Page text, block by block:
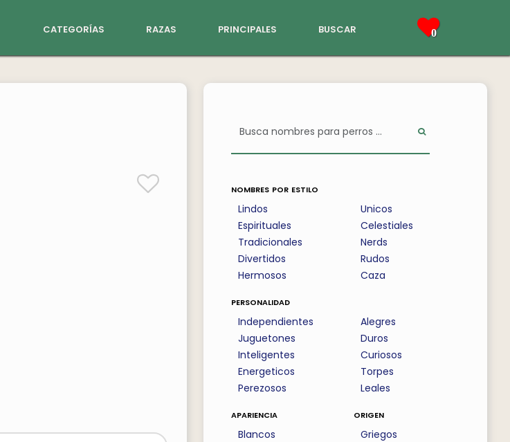
categorías razas principales buscar 0
nombres por estilo
Lindos
Espirituales
Tradicionales
Divertidos
Hermosos
Unicos
Celestiales
Nerds
Rudos
Caza
personalidad
Independientes
Juguetones
Inteligentes
Energeticos
Perezosos
Alegres
Duros
Curiosos
Torpes
Leales
apariencia
Blancos
origen
Griegos